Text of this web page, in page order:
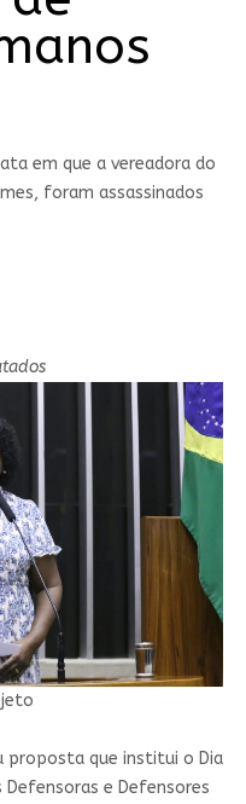
em que a vereadora do
foram assassinados
proposta que institui o Dia
Defensoras e Defensores